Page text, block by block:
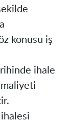
konusu iş
ihale